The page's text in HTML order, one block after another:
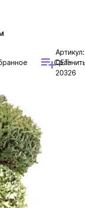
Артикул:
CET-
20326